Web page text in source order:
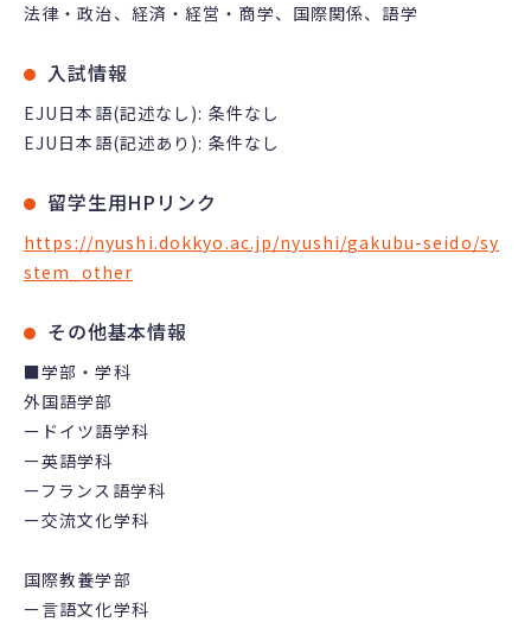
法律・政治、経済・経営・商学、国際関係、語学
入試情報
EJU日本語(記述なし): 条件なし
EJU日本語(記述あり): 条件なし
留学生用HPリンク
https://nyushi.dokkyo.ac.jp/nyushi/gakubu-seido/sy
stem_other
その他基本情報
■学部・学科
外国語学部
ードイツ語学科
ー英語学科
ーフランス語学科
ー交流文化学科
国際教養学部
ー言語文化学科